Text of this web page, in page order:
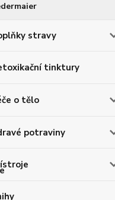
stravy
tinktury
o tělo
potraviny